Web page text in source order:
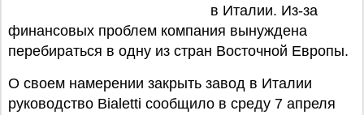
в Италии. Из-за
финансовых проблем компания вынуждена
перебираться в одну из стран Восточной Европы.
О своем намерении закрыть завод в Италии
руководство Bialetti сообщило в среду 7 апреля